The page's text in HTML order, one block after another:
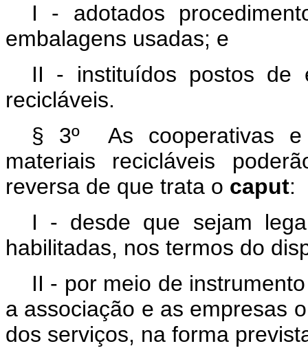
I - adotados
embalagens usadas; e
II - instituídos postos de
recicláveis.
§ 3º As cooperativas e
materiais recicláveis
reversa de que trata o caput:
I - desde que sejam
habilitadas, nos termos do
II - por meio de
a associação e as empresas
dos serviços, na forma